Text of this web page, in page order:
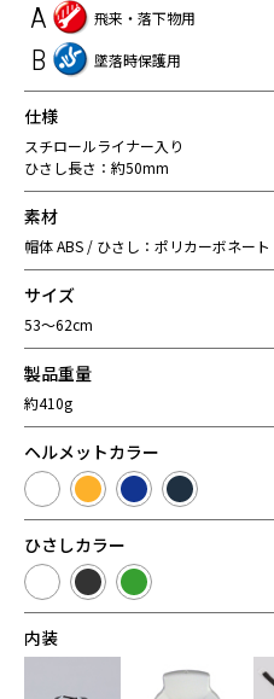
A 飛来・落下物用
B 墜落時保護用
仕様
スチロールライナー入り
ひさし長さ：約50mm
素材
帽体 ABS / ひさし：ポリカーボネート
サイズ
53～62cm
製品重量
約410g
ヘルメットカラー
ひさしカラー
内装